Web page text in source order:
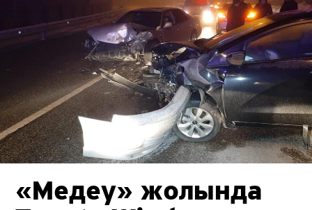
«Медеу» жолында